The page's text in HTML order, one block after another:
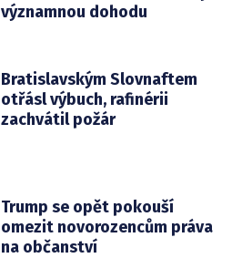
významnou dohodu
Bratislavským Slovnaftem
otřásl výbuch, rafinérii
zachvátil požár
Trump se opět pokouší
omezit novorozencům práva
na občanství